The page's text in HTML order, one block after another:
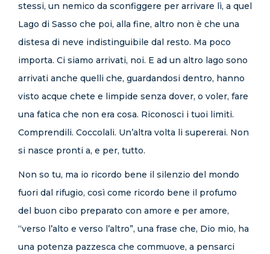
stessi, un nemico da sconfiggere per arrivare lì, a quel
Lago di Sasso che poi, alla fine, altro non è che una
distesa di neve indistinguibile dal resto. Ma poco
importa. Ci siamo arrivati, noi. E ad un altro lago sono
arrivati anche quelli che, guardandosi dentro, hanno
visto acque chete e limpide senza dover, o voler, fare
una fatica che non era cosa. Riconosci i tuoi limiti.
Comprendili. Coccolali. Un’altra volta li supererai. Non
si nasce pronti a, e per, tutto.
Non so tu, ma io ricordo bene il silenzio del mondo
fuori dal rifugio, così come ricordo bene il profumo
del buon cibo preparato con amore e per amore,
“verso l’alto e verso l’altro”, una frase che, Dio mio, ha
una potenza pazzesca che commuove, a pensarci